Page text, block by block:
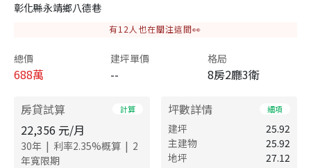
彰化縣永靖鄉八德巷
有12 人也在關注這間👀
總價
688萬
建坪單價
--
格局
8房2廳3衛
房貸試算 計算
22,356 元/月
30年 | 利率2.35%概算 | 2
年寬限期
坪數詳情 細項
建坪
25.92
主建物
25.92
地坪
27.12